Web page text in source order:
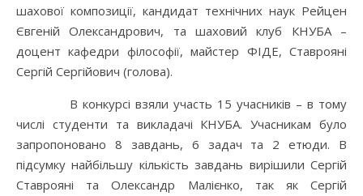
шахової композиції, кандидат технічних наук Рейцен
Євгеній Олександрович, та шаховий клуб КНУБА –
доцент кафедри філософії, майстер ФІДЕ, Ставрояні
Сергій Сергійович (голова).
В конкурсі взяли участь 15 учасників – в тому
числі студенти та викладачі КНУБА. Учасникам було
запропоновано 8 завдань, 6 задач та 2 етюди. В
підсумку найбільшу кількість завдань вирішили Сергій
Ставрояні та Олександр Малієнко, так як Сергій